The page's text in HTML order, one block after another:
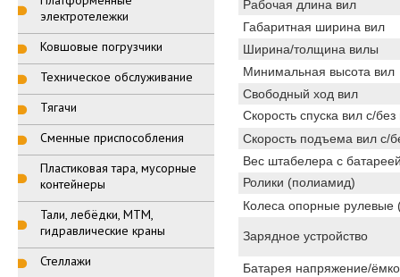
электротележки
Ковшовые погрузчики
Техническое обслуживание
Тягачи
Сменные приспособления
Пластиковая тара, мусорные
контейнеры
Тали, лебёдки, МТМ,
гидравлические краны
Стеллажи
Рабочая длина вил
Габаритная ширина вил
Ширина/толщина вилы
Минимальная высота вил
Свободный ход вил
Скорость спуска вил с/без
Скорость подъема вил с/
Вес штабелера с
Ролики (полиамид)
Колеса опорные рулевые
Зарядное устройство
Батарея напряжение/